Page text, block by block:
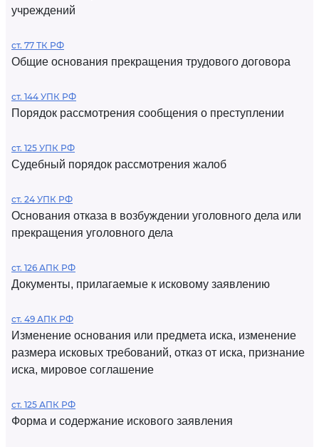
учреждений
ст. 77 ТК РФ
Общие основания прекращения трудового договора
ст. 144 УПК РФ
Порядок рассмотрения сообщения о преступлении
ст. 125 УПК РФ
Судебный порядок рассмотрения жалоб
ст. 24 УПК РФ
Основания отказа в возбуждении уголовного дела или
прекращения уголовного дела
ст. 126 АПК РФ
Документы, прилагаемые к исковому заявлению
ст. 49 АПК РФ
Изменение основания или предмета иска, изменение
размера исковых требований, отказ от иска, признание
иска, мировое соглашение
ст. 125 АПК РФ
Форма и содержание искового заявления